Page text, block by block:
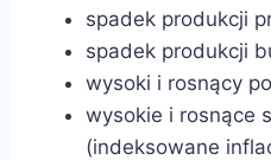
spadek produkcji
spadek produkcji
wysoki i rosnący
wysokie i rosnące
(indeksowane